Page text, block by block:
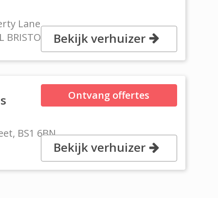
Lane
Bekijk verhuizer
BS1 6BN
Ontvang offertes
Bekijk verhuizer